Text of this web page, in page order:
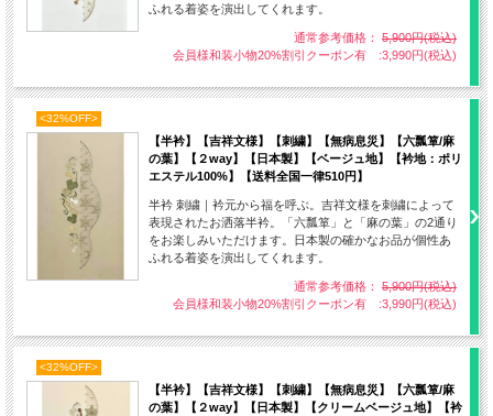
亀の甲羅を表した六角形の連続紋様。亀は万年といわれるように長寿
の象徴とされます。
また、正六角形は自然界の中で最も安定性があるといわれており縁起
の良い吉祥文様として好まれています。
ふれる着姿を演出してくれます。
通常参考価格： 5,900円(税込)
会員様和装小物20%割引クーポン有 :3,990円(税込)
<32%OFF>
【半衿】【吉祥文様】【刺繍】【無病息災】【六瓢箪/麻
の葉】【２way】【日本製】【ベージュ地】【衿地：ポリ
エステル100%】【送料全国一律510円】
半衿 刺繍｜衿元から福を呼ぶ。吉祥文様を刺繍によって
表現されたお洒落半衿。「六瓢箪」と「麻の葉」の2通り
をお楽しみいただけます。日本製の確かなお品が個性あ
ふれる着姿を演出してくれます。
通常参考価格： 5,900円(税込)
会員様和装小物20%割引クーポン有 :3,990円(税込)
<32%OFF>
【半衿】【吉祥文様】【刺繍】【無病息災】【六瓢箪/麻
の葉】【２way】【日本製】【クリームベージュ地】【衿